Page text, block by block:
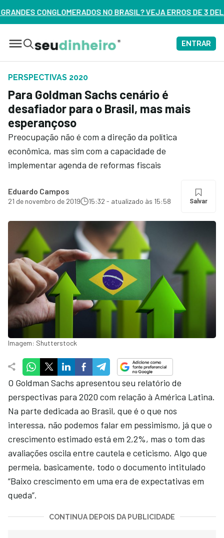
NO BRASIL? VEJA ERROS DE 3 DELES – ASSISTA AGORA
ENTRAR
PERSPECTIVAS 2020
Para Goldman Sachs cenário é
desafiador para o Brasil, mas mais
esperançoso
Preocupação não é com a direção da política
econômica, mas sim com a capacidade de
implementar agenda de reformas fiscais
Eduardo Campos
21 de novembro de 2019 15:32 - atualizado às 15:58 Salvar
Imagem: Shutterstock
O Goldman Sachs apresentou seu relatório de
perspectivas para 2020 com relação à América Latina.
Na parte dedicada ao Brasil, que é o que nos
interessa, não podemos falar em pessimismo, já que o
crescimento estimado está em 2,2%, mas o tom das
avaliações oscila entre cautela e ceticismo. Algo que
permeia, basicamente, todo o documento intitulado
“Baixo crescimento em uma era de expectativas em
queda”.
CONTINUA DEPOIS DA PUBLICIDADE